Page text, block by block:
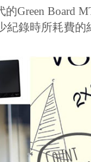
的Green Board
錄時所耗費